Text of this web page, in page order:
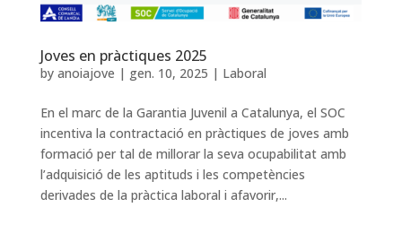
Joves en pràctiques 2025
by anoiajove | gen. 10, 2025 | Laboral
En el marc de la Garantia Juvenil a Catalunya, el SOC
incentiva la contractació en pràctiques de joves amb
formació per tal de millorar la seva ocupabilitat amb
l’adquisició de les aptituds i les competències
derivades de la pràctica laboral i afavorir,...